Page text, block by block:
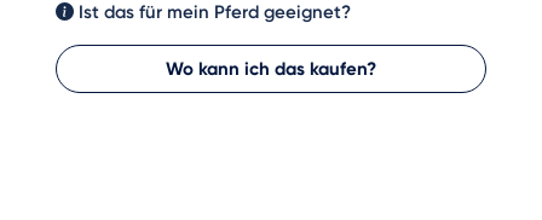
Ist das für mein Pferd geeignet?
Wo kann ich das kaufen?